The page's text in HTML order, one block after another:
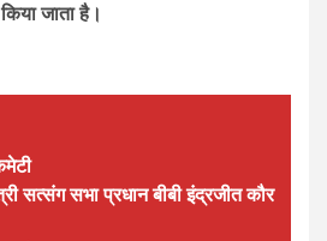
जाता है।
सत्संग सभा प्रधान बीबी इंद्रजीत कौर